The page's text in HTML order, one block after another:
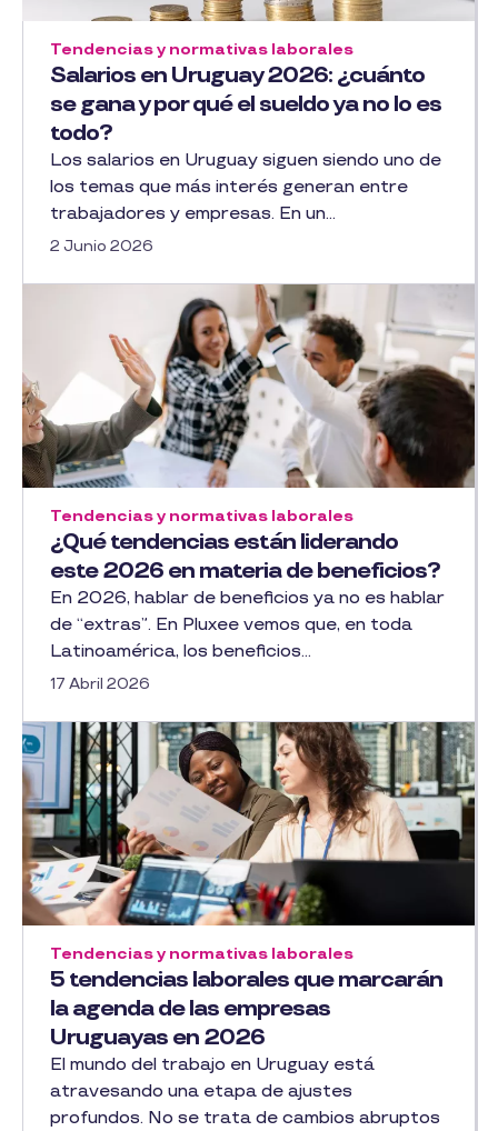
Salarios en Uruguay 2026: ¿cuánto
se gana y por qué el sueldo ya no lo es
todo?
Tendencias y normativas laborales
Los salarios en Uruguay siguen siendo uno de
los temas que más interés generan entre
trabajadores y empresas. En un...
2 Junio 2026
¿Qué tendencias están liderando
este 2026 en materia de beneficios?
Tendencias y normativas laborales
En 2026, hablar de beneficios ya no es hablar
de “extras”. En Pluxee vemos que, en toda
Latinoamérica, los beneficios...
17 Abril 2026
5 tendencias laborales que marcarán
la agenda de las empresas
Uruguayas en 2026
Tendencias y normativas laborales
El mundo del trabajo en Uruguay está
atravesando una etapa de ajustes
profundos. No se trata de cambios abruptos